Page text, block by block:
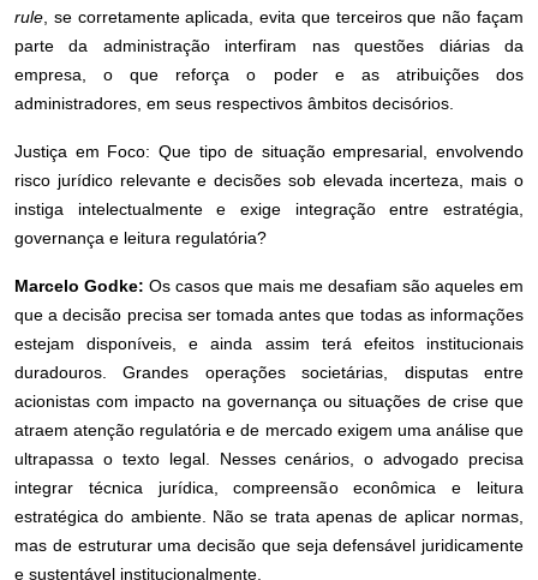
rule, se corretamente aplicada, evita que terceiros que não façam
parte da administração interfiram nas questões diárias da
empresa, o que reforça o poder e as atribuições dos
administradores, em seus respectivos âmbitos decisórios.
Justiça em Foco: Que tipo de situação empresarial, envolvendo
risco jurídico relevante e decisões sob elevada incerteza, mais o
instiga intelectualmente e exige integração entre estratégia,
governança e leitura regulatória?
Marcelo Godke: Os casos que mais me desafiam são aqueles em
que a decisão precisa ser tomada antes que todas as informações
estejam disponíveis, e ainda assim terá efeitos institucionais
duradouros. Grandes operações societárias, disputas entre
acionistas com impacto na governança ou situações de crise que
atraem atenção regulatória e de mercado exigem uma análise que
ultrapassa o texto legal. Nesses cenários, o advogado precisa
integrar técnica jurídica, compreensão econômica e leitura
estratégica do ambiente. Não se trata apenas de aplicar normas,
mas de estruturar uma decisão que seja defensável juridicamente
e sustentável institucionalmente.